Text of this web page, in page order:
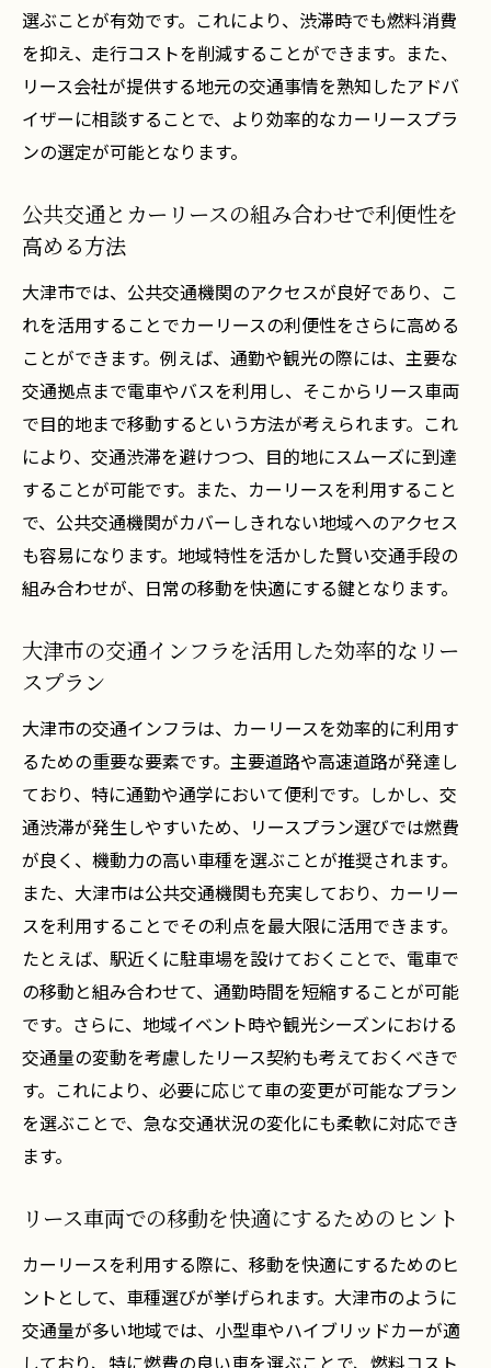
選ぶことが有効です。これにより、渋滞時でも燃料消費
を抑え、走行コストを削減することができます。また、
リース会社が提供する地元の交通事情を熟知したアドバ
イザーに相談することで、より効率的なカーリースプラ
ンの選定が可能となります。
公共交通とカーリースの組み合わせで利便性を
高める方法
大津市では、公共交通機関のアクセスが良好であり、こ
れを活用することでカーリースの利便性をさらに高める
ことができます。例えば、通勤や観光の際には、主要な
交通拠点まで電車やバスを利用し、そこからリース車両
で目的地まで移動するという方法が考えられます。これ
により、交通渋滞を避けつつ、目的地にスムーズに到達
することが可能です。また、カーリースを利用すること
で、公共交通機関がカバーしきれない地域へのアクセス
も容易になります。地域特性を活かした賢い交通手段の
組み合わせが、日常の移動を快適にする鍵となります。
大津市の交通インフラを活用した効率的なリー
スプラン
大津市の交通インフラは、カーリースを効率的に利用す
るための重要な要素です。主要道路や高速道路が発達し
ており、特に通勤や通学において便利です。しかし、交
通渋滞が発生しやすいため、リースプラン選びでは燃費
が良く、機動力の高い車種を選ぶことが推奨されます。
また、大津市は公共交通機関も充実しており、カーリー
スを利用することでその利点を最大限に活用できます。
たとえば、駅近くに駐車場を設けておくことで、電車で
の移動と組み合わせて、通勤時間を短縮することが可能
です。さらに、地域イベント時や観光シーズンにおける
交通量の変動を考慮したリース契約も考えておくべきで
す。これにより、必要に応じて車の変更が可能なプラン
を選ぶことで、急な交通状況の変化にも柔軟に対応でき
ます。
リース車両での移動を快適にするためのヒント
カーリースを利用する際に、移動を快適にするためのヒ
ントとして、車種選びが挙げられます。大津市のように
交通量が多い地域では、小型車やハイブリッドカーが適